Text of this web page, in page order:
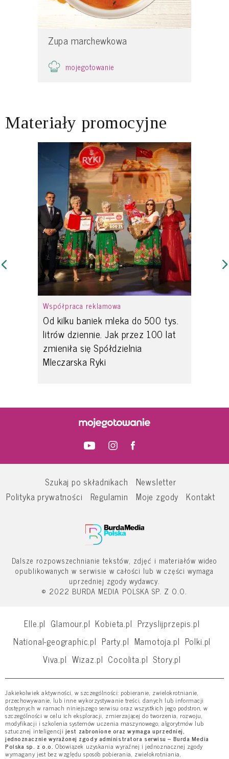
Zupa marchewkowa
mojegotowanie
Materiały promocyjne
Współpraca reklamowa
Od kilku baniek mleka do 500 tys.
litrów dziennie. Jak przez 100 lat
zmieniła się Spółdzielnia
Mleczarska Ryki
Szukaj po składnikach
Newsletter
Polityka prywatności
Regulamin Moje zgody Kontakt
Dalsze rozpowszechnianie tekstów, zdjęć i materiałów wideo
opublikowanych w serwisie w całości lub w części wymaga
uprzedniej zgody wydawcy.
© 2022 BURDA MEDIA POLSKA SP. Z O.O.
Elle.pl Glamour.pl Kobieta.pl Przyslijprzepis.pl
National-geographic.pl Party.pl Mamotoja.pl Polki.pl
Viva.pl Wizaz.pl Cocolita.pl Story.pl
Jakiekolwiek aktywności, w szczególności: pobieranie, zwielokrotnianie,
przechowywanie, lub inne wykorzystywanie treści, danych lub informacji
dostępnych w ramach niniejszego serwisu oraz wszystkich jego podstron, w
szczególności w celu ich eksploracji, zmierzającej do tworzenia, rozwoju,
modyfikacji i szkolenia systemów uczenia maszynowego, algorytmów lub
sztucznej inteligencji jest zabronione oraz wymaga uprzedniej,
jednoznacznie wyrażonej zgody administratora serwisu – Burda Media
Polska sp. z o.o. Obowiązek uzyskania wyraźnej i jednoznacznej zgody
wymagany jest bez względu sposób pobierania, zwielokrotniania,